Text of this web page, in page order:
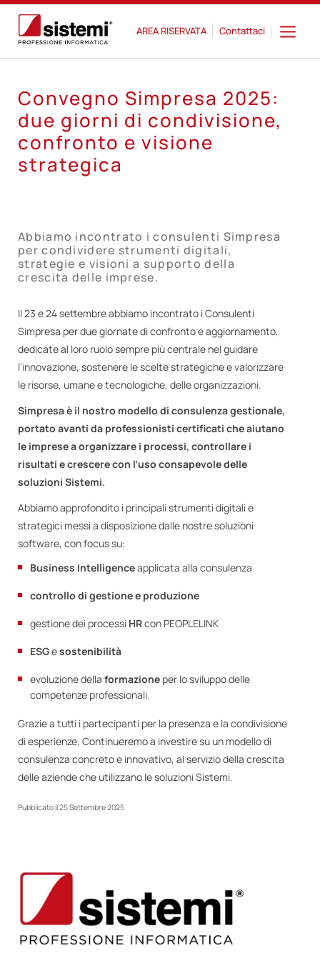
AREA RISERVATA Contattaci
Convegno Simpresa 2025:
due giorni di condivisione,
confronto e visione
strategica
Abbiamo incontrato i consulenti Simpresa
per condividere strumenti digitali,
strategie e visioni a supporto della
crescita delle imprese.
Il 23 e 24 settembre abbiamo incontrato i Consulenti
Simpresa per due giornate di confronto e aggiornamento,
dedicate al loro ruolo sempre più centrale nel guidare
l’innovazione, sostenere le scelte strategiche e valorizzare
le risorse, umane e tecnologiche, delle organizzazioni.
Simpresa è il nostro modello di consulenza gestionale,
portato avanti da professionisti certificati che aiutano
le imprese a organizzare i processi, controllare i
risultati e crescere con l’uso consapevole delle
soluzioni Sistemi.
Abbiamo approfondito i principali strumenti digitali e
strategici messi a disposizione dalle nostre soluzioni
software, con focus su:
Business Intelligenceapplicata alla consulenza
controllo di gestione e produzione
gestione dei processi HRcon PEOPLELINK
ESGesostenibilità
evoluzione della formazione per lo sviluppo delle
competenze professionali.
Grazie a tutti i partecipanti per la presenza e la condivisione
di esperienze. Continueremo a investire su un modello di
consulenza concreto e innovativo, al servizio della crescita
delle aziende che utilizzano le soluzioni Sistemi.
Pubblicato il25 Settembre 2025